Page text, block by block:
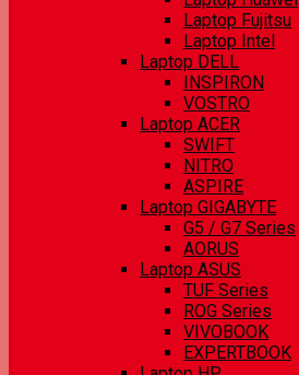
Laptop Fujitsu
Laptop Intel
Laptop DELL
INSPIRON
VOSTRO
Laptop ACER
SWIFT
NITRO
ASPIRE
Laptop GIGABYTE
G5 / G7 Series
AORUS
Laptop ASUS
TUF Series
ROG Series
VIVOBOOK
EXPERTBOOK